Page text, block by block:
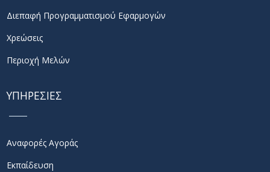
Διεπαφή Προγραμματισμού Εφαρμογών
Χρεώσεις
Περιοχή Μελών
ΥΠΗΡΕΣΙΕΣ
Αναφορές Αγοράς
Εκπαίδευση